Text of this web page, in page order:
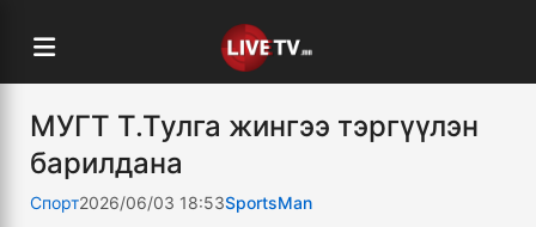
МУГТ Т.Тулга жингээ тэргүүлэн
барилдана
Спорт2026/06/03 18:53SportsMan